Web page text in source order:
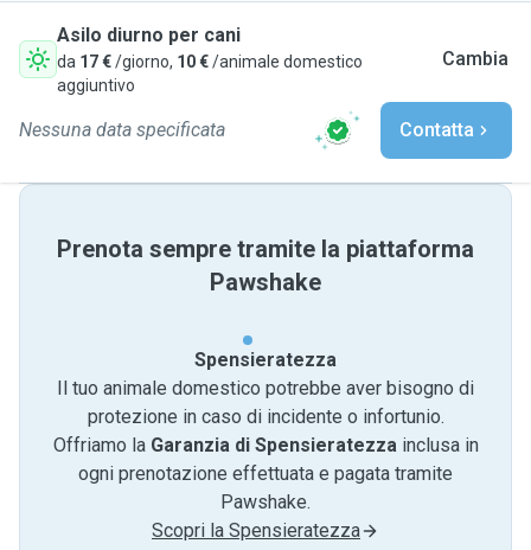
Asilo diurno per cani
da 17 €/giorno, 10 €/animale domestico
aggiuntivo
Cambia
Nessuna data specificata Contatta
Prenota sempre tramite la piattaforma
Pawshake
Spensieratezza
Il tuo animale domestico potrebbe aver bisogno di
protezione in caso di incidente o infortunio.
Offriamo la Garanzia di Spensieratezzainclusa in
ogni prenotazione effettuata e pagata tramite
Pawshake.
Scopri la Spensieratezza